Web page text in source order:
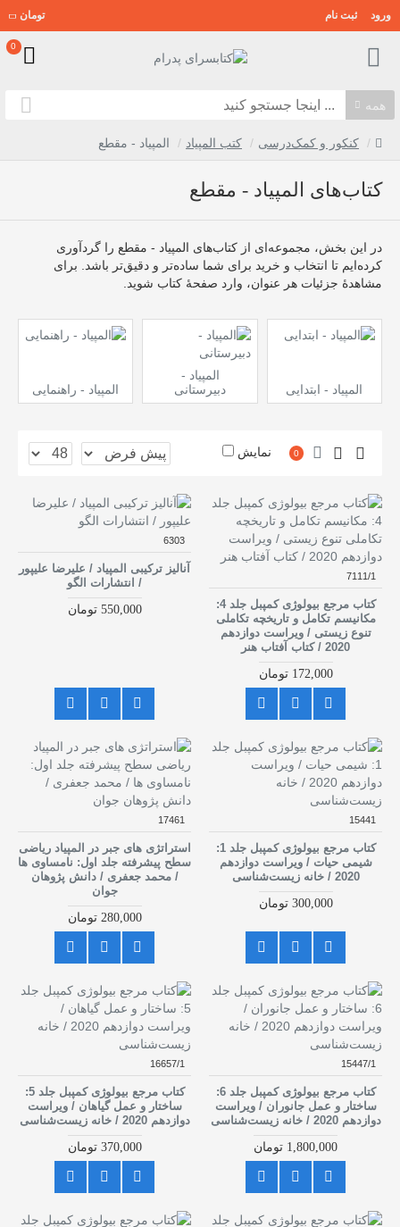
ورود ثبت نام تومان
0
همه
کنکور و کمک‌درسی کتب المپیاد المپیاد - مقطع
کتاب‌های المپیاد - مقطع
در این بخش، مجموعه‌ای از کتاب‌های المپیاد - مقطع را گردآوری
کرده‌ایم تا انتخاب و خرید برای شما ساده‌تر و دقیق‌تر باشد. برای
مشاهدهٔ جزئیات هر عنوان، وارد صفحهٔ کتاب شوید.
المپیاد - ابتدایی
المپیاد -
دبیرستانی
المپیاد - راهنمایی
0 نمایش
7111/1
کتاب مرجع بیولوژی کمپبل جلد 4:
مکانیسم تکامل و تاریخچه تکاملی
تنوع زیستی / ویراست دوازدهم
2020 / کتاب آفتاب هنر
172,000 تومان
6303
آنالیز ترکیبی المپیاد / علیرضا علیپور
/ انتشارات الگو
550,000 تومان
15441
کتاب مرجع بیولوژی کمپبل جلد 1:
شیمی حیات / ویراست دوازدهم
2020 / خانه زیست‌شناسی
300,000 تومان
17461
استراتژی های جبر در المپیاد ریاضی
سطح پیشرفته جلد اول: نامساوی ها
/ محمد جعفری / دانش پژوهان
جوان
280,000 تومان
15447/1
کتاب مرجع بیولوژی کمپبل جلد 6:
ساختار و عمل جانوران / ویراست
دوازدهم 2020 / خانه زیست‌شناسی
1,800,000 تومان
16657/1
کتاب مرجع بیولوژی کمپبل جلد 5:
ساختار و عمل گیاهان / ویراست
دوازدهم 2020 / خانه زیست‌شناسی
370,000 تومان